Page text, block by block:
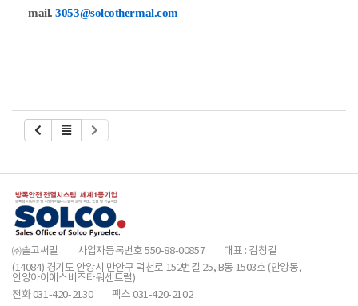
mail.3053@solcothermal.com
㈜솔고써멀 사업자등록번호 550-88-00857
대표 : 김창길
(14084) 경기도 안양시 만안구 덕천로 152번길 25, B동 1503호 (안양동,
안양아이에스비즈타워센트럴)
전화 031-420-2130
팩스 031-420-2102